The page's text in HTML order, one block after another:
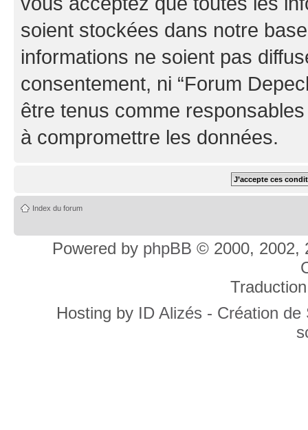
soient stockées dans notre
informations ne soient pas
consentement, ni “Forum
être tenus comme
à compromettre les données.
Index du forum
Powered by phpBB © 2000, 2002,
Hosting by ID Alizés - Création